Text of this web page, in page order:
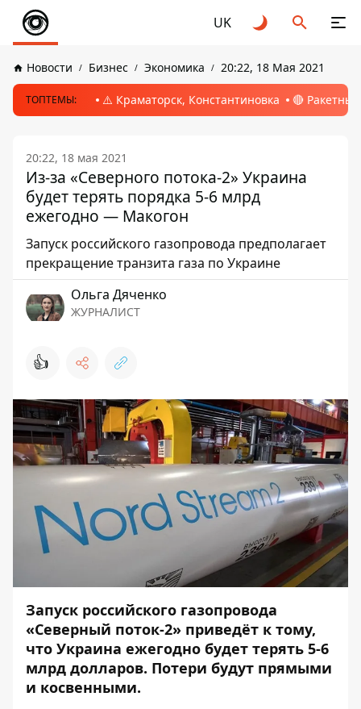
UK
Новости Бизнес Экономика 20:22, 18 Мая 2021
ТОПТЕМЫ: ⚠️ Краматорск, Константиновка 🔴
20:22, 18 мая 2021
Из-за «Северного потока-2» Украина
будет терять порядка 5-6 млрд
ежегодно — Макогон
Запуск российского газопровода предполагает
прекращение транзита газа по Украине
Ольга Дяченко
ЖУРНАЛИСТ
👍
Запуск российского газопровода
«Северный поток-2» приведёт к тому,
что Украина ежегодно будет терять 5-6
млрд долларов. Потери будут прямыми
и косвенными.